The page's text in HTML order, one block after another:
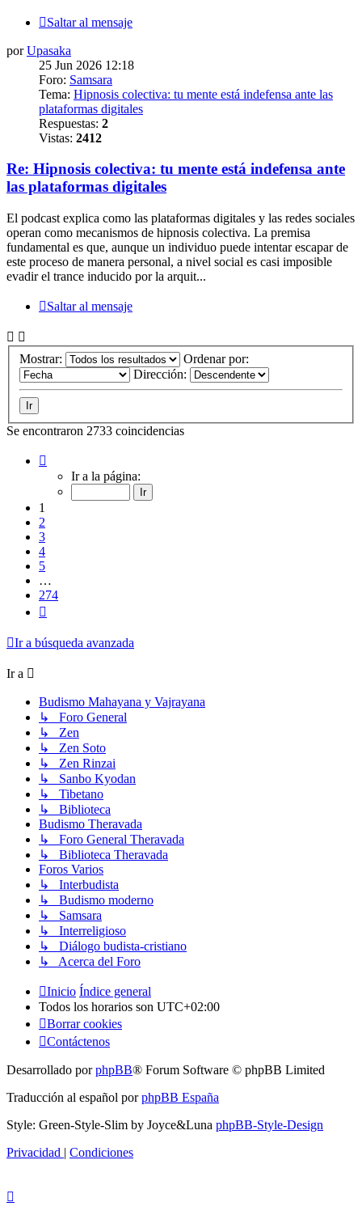
Saltar al mensaje
porUpasaka
25 Jun 2026 12:18
Foro: Samsara
Tema: Hipnosis colectiva: tu mente está indefensa ante las
plataformas digitales
Respuestas: 2
Vistas: 2412
Re: Hipnosis colectiva: tu mente está indefensa ante
las plataformas digitales
El podcast explica como las plataformas digitales y las redes sociales
operan como mecanismos de hipnosis colectiva. La premisa
fundamental es que, aunque un individuo puede intentar escapar de
este proceso de manera personal, a nivel social es casi imposible
evadir el trance inducido por la arquit...
Saltar al mensaje
Mostrar:
Ordenar por:
Dirección:
Se encontraron 2733 coincidencias
Ir a la página:
1
2
3
4
5
…
274
Ir a búsqueda avanzada
Ir a
Budismo Mahayana y Vajrayana
↳ Foro General
↳ Zen
↳ Zen Soto
↳ Zen Rinzai
↳ Sanbo Kyodan
↳ Tibetano
↳ Biblioteca
Budismo Theravada
↳ Foro General Theravada
↳ Biblioteca Theravada
Foros Varios
↳ Interbudista
↳ Budismo moderno
↳ Samsara
↳ Interreligioso
↳ Diálogo budista-cristiano
↳ Acerca del Foro
Inicio Índice general
Todos los horarios son UTC+02:00
Borrar cookies
Contáctenos
Desarrollado porphpBB® Forum Software © phpBB Limited
Traducción al español porphpBB España
Style: Green-Style-Slim by Joyce&Luna phpBB-Style-Design
Privacidad | Condiciones